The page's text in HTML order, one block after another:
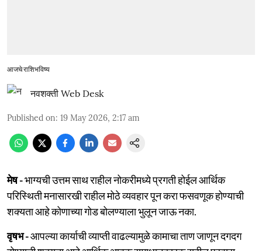
आजचे राशिभविष्य
नवशक्ती Web Desk
Published on: 19 May 2026, 2:17 am
मेष -भाग्यची उत्तम साथ राहील नोकरीमध्ये प्रगती होईल आर्थिक
परिस्थिती मनासारखी राहील मोठे व्यवहार पून करा फसवणूक होण्याची
शक्‍यता आहे कोणाच्या गोड बोलण्याला भुलून जाऊ नका.
वृषभ -आपल्या कार्याची व्याप्ती वाढल्यामुळे कामाचा ताण जाणून दगदग